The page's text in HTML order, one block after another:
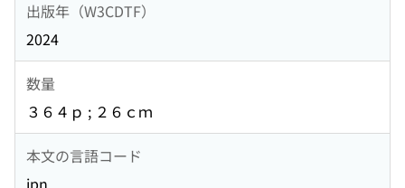
出版年（W3CDTF）
2024
数量
３６４ｐ ; ２６ｃｍ
本文の言語コード
jpn